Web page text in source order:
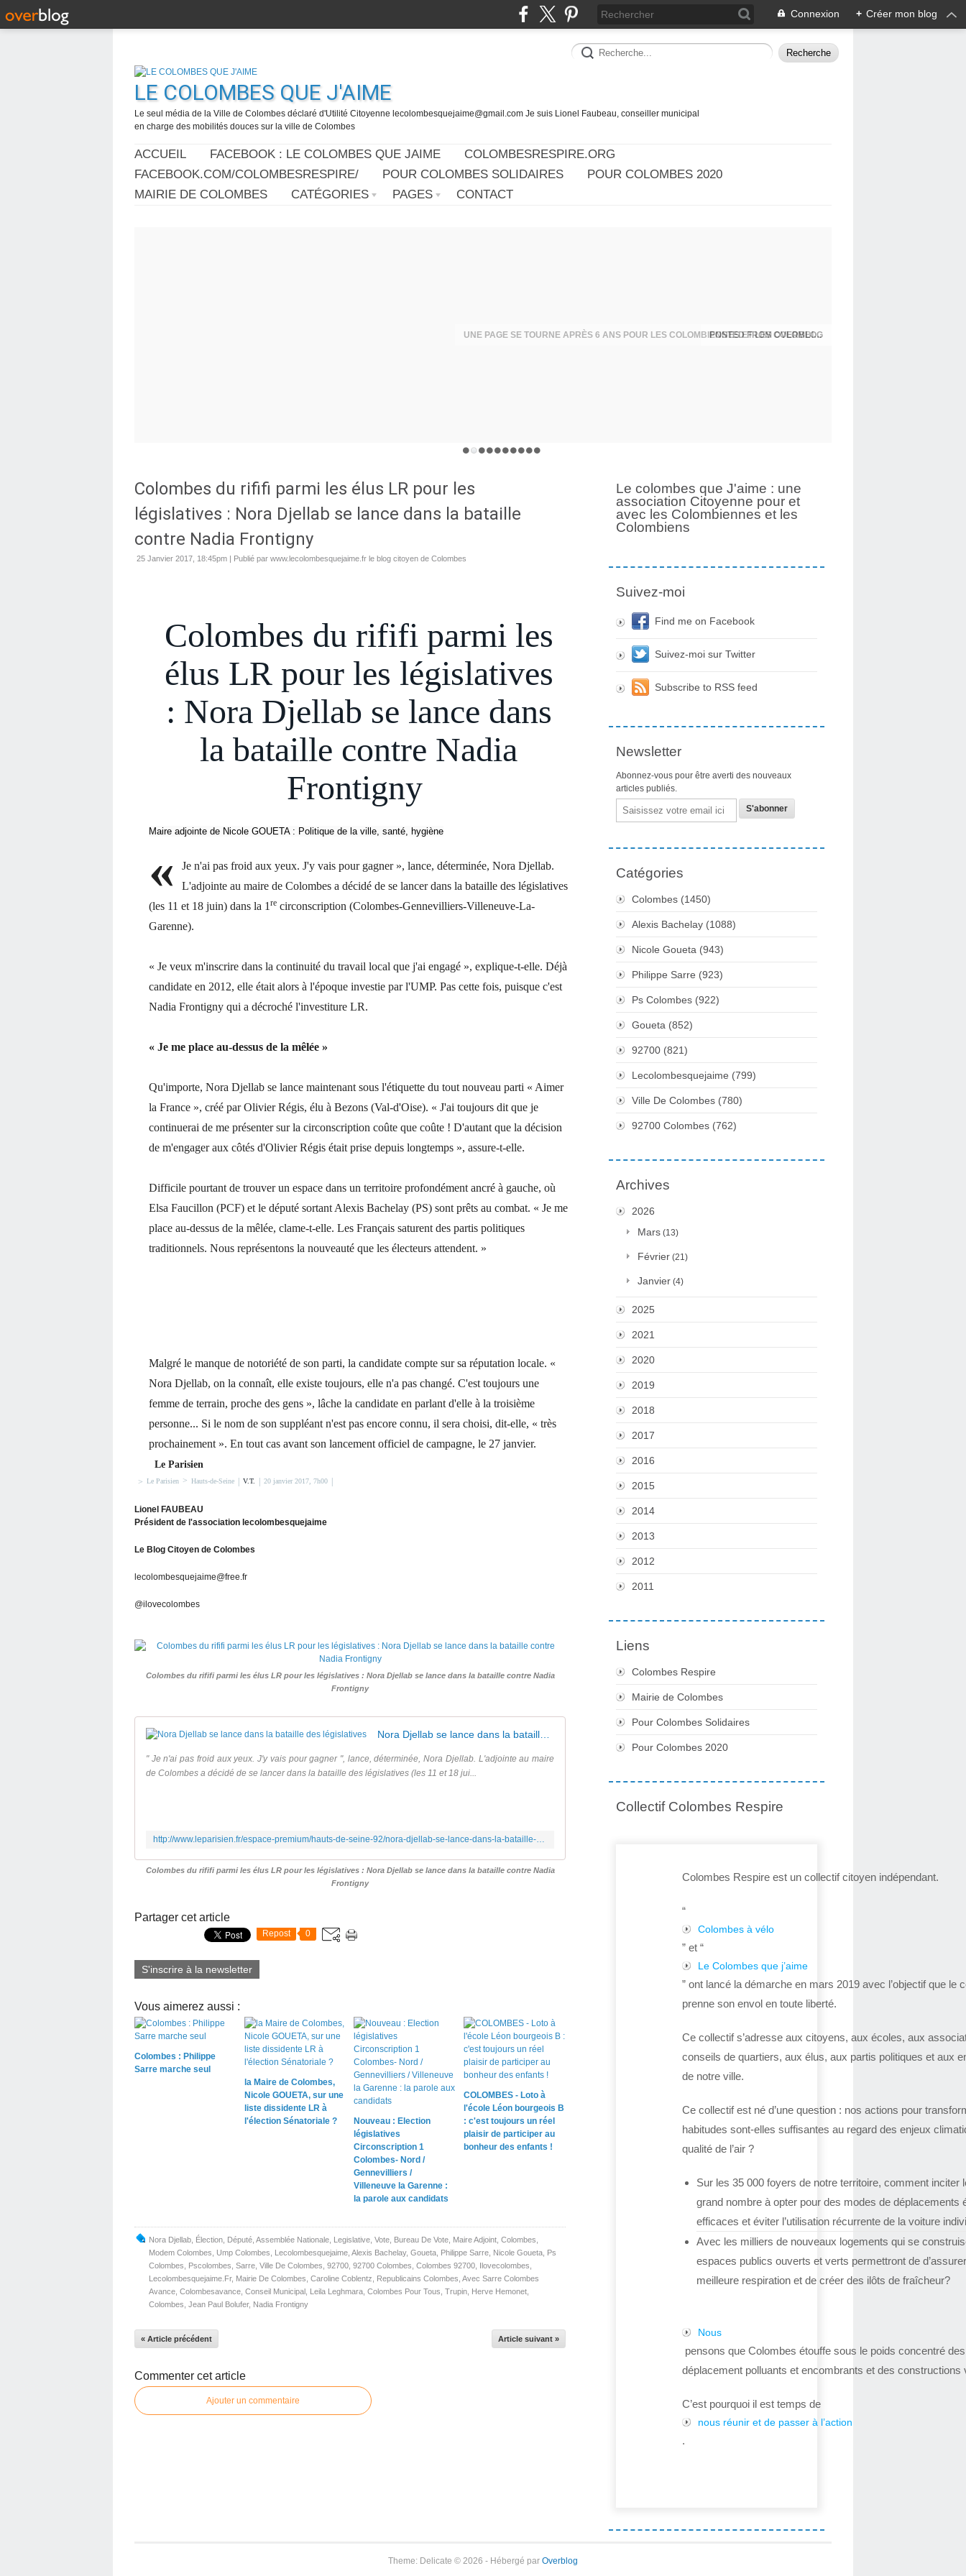
Connexion + Créer mon blog
LE COLOMBES QUE J'AIME
Le seul média de la Ville de Colombes déclaré d'Utilité Citoyenne lecolombesquejaime@gmail.com Je suis Lionel Faubeau, conseiller municipal
en charge des mobilités douces sur la ville de Colombes
ACCUEIL FACEBOOK : LE COLOMBES QUE JAIME
COLOMBESRESPIRE.ORG
FACEBOOK.COM/COLOMBESRESPIRE/
POUR COLOMBES SOLIDAIRES
POUR COLOMBES 2020
MAIRIE DE COLOMBES
CATÉGORIES PAGES CONTACT
UNE PAGE SE TOURNE APRÈS 6 ANS POUR LES COLOMBIENNES ET LES COLOMBIENS
Colombes du rififi parmi les élus LR pour les
législatives : Nora Djellab se lance dans la bataille
contre Nadia Frontigny
25 Janvier 2017, 18:45pm | Publié par www.lecolombesquejaime.fr le blog citoyen de Colombes
Colombes du rififi parmi les
élus LR pour les législatives
: Nora Djellab se lance dans
la bataille contre Nadia
Frontigny
Maire adjointe de Nicole GOUETA : Politique de la ville, santé, hygiène
«
Je n'ai pas froid aux yeux. J'y vais pour gagner », lance, déterminée, Nora Djellab.
L'adjointe au maire de Colombes a décidé de se lancer dans la bataille des législatives
(les 11 et 18 juin) dans la 1 re circonscription (Colombes-Gennevilliers-Villeneuve-La-
Garenne).
« Je veux m'inscrire dans la continuité du travail local que j'ai engagé », explique-t-elle. Déjà
candidate en 2012, elle était alors à l'époque investie par l'UMP. Pas cette fois, puisque c'est
Nadia Frontigny qui a décroché l'investiture LR.
« Je me place au-dessus de la mêlée »
Qu'importe, Nora Djellab se lance maintenant sous l'étiquette du tout nouveau parti « Aimer
la France », créé par Olivier Régis, élu à Bezons (Val-d'Oise). « J'ai toujours dit que je
continuerai de me présenter sur la circonscription coûte que coûte ! D'autant que la décision
de m'engager aux côtés d'Olivier Régis était prise depuis longtemps », assure-t-elle.
Difficile pourtant de trouver un espace dans un territoire profondément ancré à gauche, où
Elsa Faucillon (PCF) et le député sortant Alexis Bachelay (PS) sont prêts au combat. « Je me
place au-dessus de la mêlée, clame-t-elle. Les Français saturent des partis politiques
traditionnels. Nous représentons la nouveauté que les électeurs attendent. »
Malgré le manque de notoriété de son parti, la candidate compte sur sa réputation locale. «
Nora Djellab, on la connaît, elle existe toujours, elle n'a pas changé. C'est toujours une
femme de terrain, proche des gens », lâche la candidate en parlant d'elle à la troisième
personne... Si le nom de son suppléant n'est pas encore connu, il sera choisi, dit-elle, « très
prochainement ». En tout cas avant son lancement officiel de campagne, le 27 janvier.
Le Parisien
> Le Parisien > Hauts-de-Seine | V.T. | 20 janvier 2017, 7h00 |
Lionel FAUBEAU
Président de l'association lecolombesquejaime
Le Blog Citoyen de Colombes
lecolombesquejaime@free.fr
@ilovecolombes
Colombes du rififi parmi les élus LR pour les législatives : Nora Djellab se lance dans la bataille contre Nadia
Frontigny
" Je n'ai pas froid aux yeux. J'y vais pour gagner ", lance, déterminée, Nora Djellab. L'adjointe au maire
de Colombes a décidé de se lancer dans la bataille des législatives (les 11 et 18 jui...
Colombes du rififi parmi les élus LR pour les législatives : Nora Djellab se lance dans la bataille contre Nadia
Frontigny
Partager cet article
Repost 0
S'inscrire à la newsletter
Vous aimerez aussi :
Colombes : Philippe
Sarre marche seul
la Maire de Colombes,
Nicole GOUETA, sur une
liste dissidente LR à
l'élection Sénatoriale ?
Nouveau : Election
législatives
Circonscription 1
Colombes- Nord /
Gennevilliers /
Villeneuve la Garenne :
la parole aux candidats
COLOMBES - Loto à
l'école Léon bourgeois B
: c'est toujours un réel
plaisir de participer au
bonheur des enfants !
Nora Djellab Élection Député Assemblée Nationale Legislative Vote Bureau De Vote Maire Adjoint Colombes
Modem Colombes
Ump Colombes Lecolombesquejaime Alexis Bachelay, Goueta Philippe Sarre Nicole Goueta Ps
Colombes
Pscolombes Sarre Ville De Colombes 92700 92700 Colombes Colombes 92700 Ilovecolombes
Lecolombesquejaime.fr, Mairie De Colombes Caroline Coblentz Republicains Colombes Avec Sarre Colombes
Avance Colombesavance Conseil Municipal Leila Leghmara Colombes Pour Tous Trupin Herve Hemonet
Colombes Jean Paul Bolufer, Nadia Frontigny
« Article précédent Article suivant »
Commenter cet article
Ajouter un commentaire
Le colombes que J'aime : une
association Citoyenne pour et
avec les Colombiennes et les
Colombiens
Suivez-moi
Find me on Facebook
Suivez-moi sur Twitter
Subscribe to RSS feed
Newsletter
Abonnez-vous pour être averti des nouveaux
articles publiés.
Email
Catégories
Colombes (1450)
Alexis Bachelay (1088)
Nicole Goueta (943)
Philippe Sarre (923)
Ps Colombes (922)
Goueta (852)
92700 (821)
Lecolombesquejaime (799)
Ville De Colombes (780)
92700 Colombes (762)
Archives
2026
Mars (13)
Février (21)
Janvier (4)
2025
2021
2020
2019
2018
2017
2016
2015
2014
2013
2012
2011
Liens
Colombes Respire
Mairie de Colombes
Pour Colombes Solidaires
Pour Colombes 2020
Collectif Colombes Respire
Colombes Respire est un collectif citoyen indépendant.
“
Colombes à vélo
” et “
Le Colombes que j’aime
” ont lancé la démarche en mars 2019 avec l’objectif que le
prenne son envol en toute liberté.
Ce collectif s’adresse aux citoyens, aux écoles, aux
conseils de quartiers, aux élus, aux partis politiques et aux
de notre ville.
Ce collectif est né d’une question : nos actions pour
habitudes sont-elles suffisantes au regard des enjeux
qualité de l’air ?
Sur les 35 000 foyers de notre territoire, comment inciter
grand nombre à opter pour des modes de déplacements
efficaces et éviter l’utilisation récurrente de la voiture
Avec les milliers de nouveaux logements qui se
espaces publics ouverts et verts permettront de
meilleure respiration et de créer des ilôts de fraîcheur?
Nous
pensons que Colombes étouffe sous le poids concentré
déplacement polluants et encombrants et des constructions
C’est pourquoi il est temps de
nous réunir et de passer à l’action
.
Theme: Delicate © 2026 - Hébergé par Overblog